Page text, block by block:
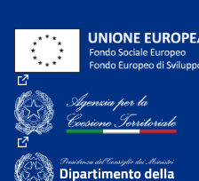
(Collegamento esterno)
(Collegamento esterno)